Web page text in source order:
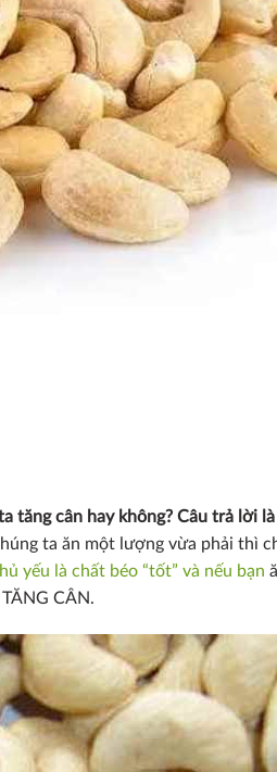
món bạn đang ăn là loại Hạt
Hạt điều cũng có thể gây đầy hơi,
ảnh hưởng chính nếu bạn ăn
tăng cân hay không? Câu trả lời
ta ăn một lượng vừa phải thì
yếu là chất béo “tốt” và nếu bạn
CÂN.